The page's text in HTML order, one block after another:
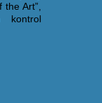
Art”,
kontrol